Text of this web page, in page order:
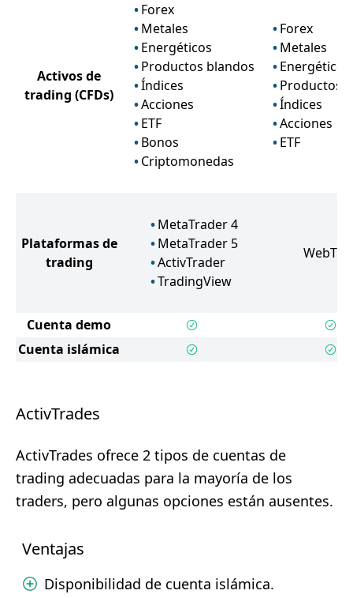
Activos de
trading (CFDs)
Forex
Metales
Energéticos
Productos blandos
Índices
Acciones
ETF
Bonos
Criptomonedas
Forex
Metales
Energéticos
Productos
Índices
Acciones
ETF
Plataformas de
trading
MetaTrader 4
MetaTrader 5
ActivTrader
TradingView
Cuenta demo
Cuenta islámica
ActivTrades
ActivTrades ofrece 2 tipos de cuentas de
trading adecuadas para la mayoría de los
traders, pero algunas opciones están ausentes.
Ventajas
Disponibilidad de cuenta islámica.